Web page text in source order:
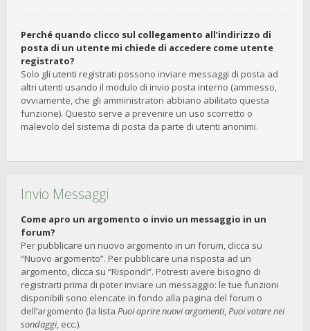
Perché quando clicco sul collegamento all’indirizzo di
posta di un utente mi chiede di accedere come utente
registrato?
Solo gli utenti registrati possono inviare messaggi di posta ad
altri utenti usando il modulo di invio posta interno (ammesso,
ovviamente, che gli amministratori abbiano abilitato questa
funzione). Questo serve a prevenire un uso scorretto o
malevolo del sistema di posta da parte di utenti anonimi.
Invio Messaggi
Come apro un argomento o invio un messaggio in un
forum?
Per pubblicare un nuovo argomento in un forum, clicca su
“Nuovo argomento”. Per pubblicare una risposta ad un
argomento, clicca su “Rispondi”. Potresti avere bisogno di
registrarti prima di poter inviare un messaggio: le tue funzioni
disponibili sono elencate in fondo alla pagina del forum o
dell’argomento (la lista Puoi aprire nuovi argomenti,Puoi votare nei
sondaggi, ecc.).